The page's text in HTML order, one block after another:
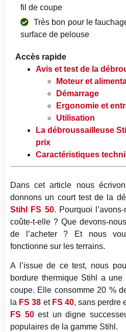
fil de coupe
Très bon pour le
surface de pelouse
Accès rapide
Avis et test de la
Moteur et
Démarrage
Ergonomie et
Utilisation
La débroussailleuse
prix
Caractéristiques
Dans cet article nous
donnons un court test de la
Stihl FS 50. Pourquoi
coûte-t-elle ? Que devons-
de l’acheter ? Et nous
fonctionne sur les terrains.
A l’issue de ce test, nous
bordure thermique Stihl a
coupe. Elle consomme 20 %
la FS 38 et FS 40, sans perdre
FS 50est un digne
populaires de la gamme Stihl.